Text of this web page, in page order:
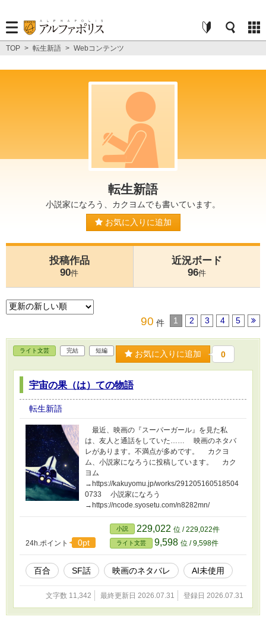
TOP > 転生新語 > Webコンテンツ
転生新語
小説家になろう、カクヨムでも書いています。
お気に入りに追加
投稿作品
90件
近況ボード
96件
90 件 1 2 3 4 5
ライト文芸 完結 短編 お気に入りに追加 0
宇宙の果（は）ての物語
転生新語
最近、映画の『スーパーガール』を見た私
は、友人と通話をしていた…… 映画のネタバ
レがあります。不満点が多めです。 カクヨ
ム、小説家になろうに投稿しています。 カク
ヨム
→https://kakuyomu.jp/works/291205160518504
0733 小説家になろう
→https://ncode.syosetu.com/n8282mn/
24h.ポイント 0pt
小説 229,022 位 / 229,022件
ライト文芸 9,598 位 / 9,598件
百合 SF話 映画のネタバレ AI未使用
文字数 11,342 最終更新日 2026.07.31 登録日 2026.07.31